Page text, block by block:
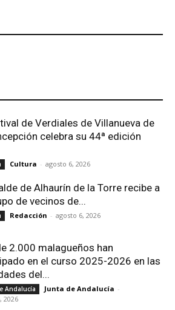
de Verdiales de Villanueva de
celebra su 44ª edición
Cultura - agosto 6, 2026
de Alhaurín de la Torre recibe a
de vecinos de...
Redacción - agosto 6, 2026
2.000 malagueños han
en el curso 2025-2026 en las
del...
Andalucía Junta de Andalucía -
2026